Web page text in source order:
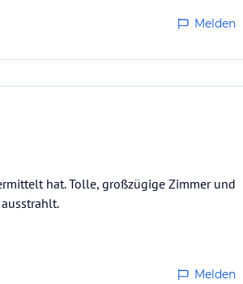
Melden
hat. Tolle, großzügige Zimmer und
Melden